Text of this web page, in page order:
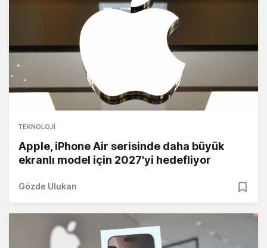
TEKNOLOJI
Apple, iPhone Air serisinde daha büyük
ekranlı model için 2027'yi hedefliyor
Gözde Ulukan